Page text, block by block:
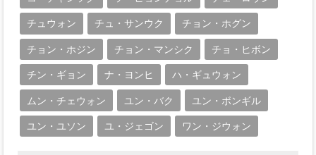
チュウォン チュ・サンウク チョン・ホグン
チョン・ホジン チョン・マンシク チョ・ヒボン
チン・ギョン ナ・ヨンヒ ハ・ギュウォン
ムン・チェウォン ユン・バク ユン・ボンギル
ユン・ユソン ユ・ジェゴン ワン・ジウォン